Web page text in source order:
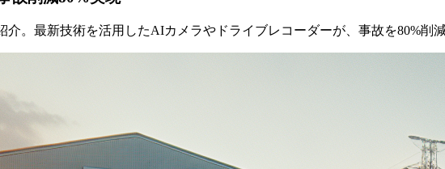
。最新技術を活用したAIカメラやドライブレコーダーが、事故を80%削